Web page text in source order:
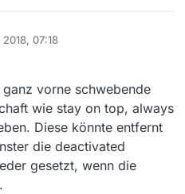
07:18
vorne schwebende
wie stay on top, always
Diese könnte entfernt
die deactivated
gesetzt, wenn die